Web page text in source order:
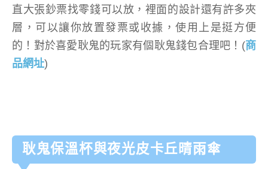
直大張鈔票找零錢可以放，裡面的設計還有許多夾
層，可以讓你放置發票或收據，使用上是挺方便
的！對於喜愛耿鬼的玩家有個耿鬼錢包合理吧！(商
品網址)
耿鬼保溫杯與夜光皮卡丘晴雨傘